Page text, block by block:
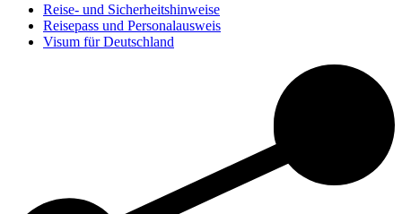
Reise- und Sicherheitshinweise
Reisepass und Personalausweis
Visum für Deutschland